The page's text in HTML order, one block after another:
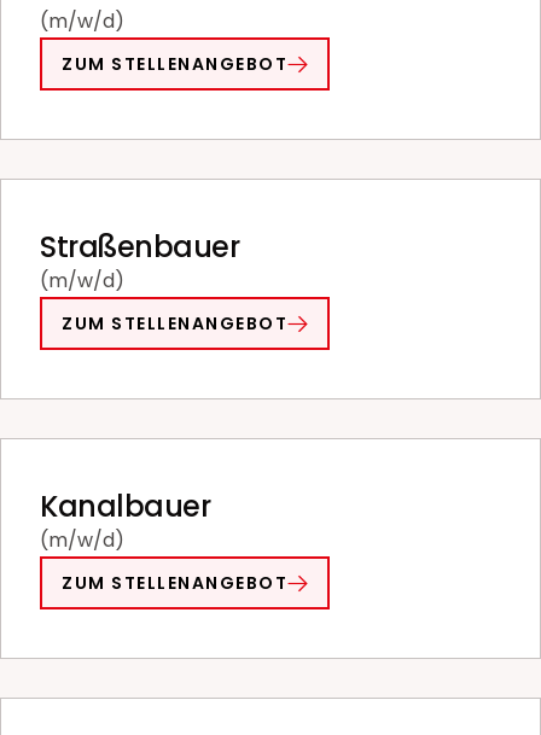
(m/w/d)
ZUM STELLENANGEBOT
Straßenbauer
(m/w/d)
ZUM STELLENANGEBOT
Kanalbauer
(m/w/d)
ZUM STELLENANGEBOT